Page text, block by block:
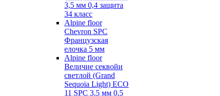
3,5 мм 0,4 защита
34 класс
Alpine floor
Chevron SPC
Французская
елочка 5 мм
Alpine floor
Величие секвойи
светлой (Grand
Sequoia Light) ECO
11 SPC 3,5 мм 0,5